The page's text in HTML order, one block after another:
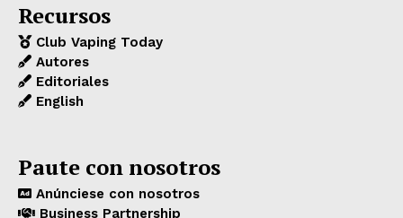
Recursos
Club Vaping Today
Autores
Editoriales
English
Paute con nosotros
Anúnciese con nosotros
Business Partnership